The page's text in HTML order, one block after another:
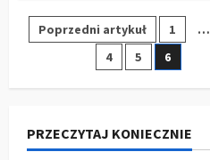
Andrzejkowa
2019
w
Pałacu
Pawłowice
Stronicowanie
wpisów
Poprzedni artykuł 1 …
4
5 6
PRZECZYTAJ KONIECZNIE